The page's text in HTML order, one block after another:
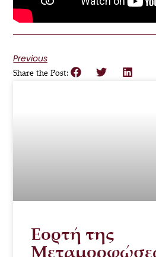
Previous
Share the Post:
Εορτή της